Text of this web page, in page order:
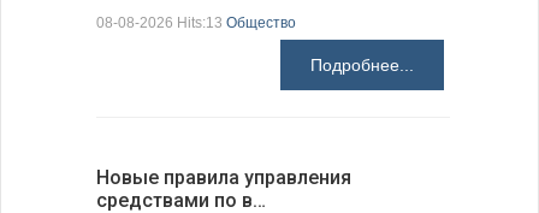
08-08-2026 Hits:13 Общество
Подробнее...
Новые правила управления
средствами по в…